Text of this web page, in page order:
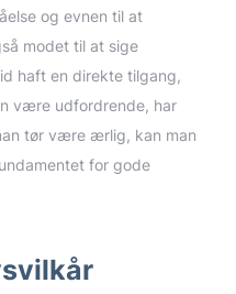
og evnen til at
modet til at sige
haft en direkte tilgang,
være udfordrende, har
tør være ærlig, kan man
for gode